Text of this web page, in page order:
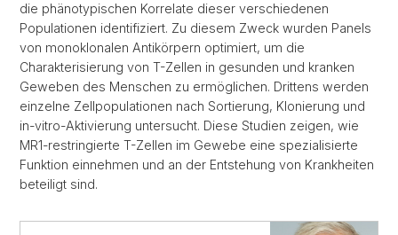
die phänotypischen Korrelate dieser verschiedenen
Populationen identifiziert. Zu diesem Zweck wurden Panels
von monoklonalen Antikörpern optimiert, um die
Charakterisierung von T-Zellen in gesunden und kranken
Geweben des Menschen zu ermöglichen. Drittens werden
einzelne Zellpopulationen nach Sortierung, Klonierung und
in-vitro-Aktivierung untersucht. Diese Studien zeigen, wie
MR1-restringierte T-Zellen im Gewebe eine spezialisierte
Funktion einnehmen und an der Entstehung von Krankheiten
beteiligt sind.